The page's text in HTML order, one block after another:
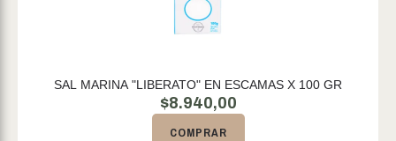
SAL MARINA "LIBERATO" EN ESCAMAS X 100 GR
$8.940,00
COMPRAR